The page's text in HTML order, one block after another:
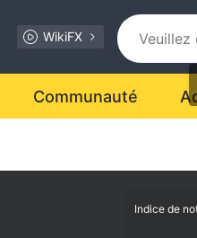
WikiFX
Communauté
Indice de